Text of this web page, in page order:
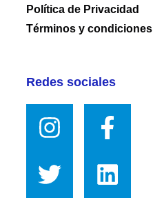
Política de Privacidad
Términos y condiciones
Redes sociales